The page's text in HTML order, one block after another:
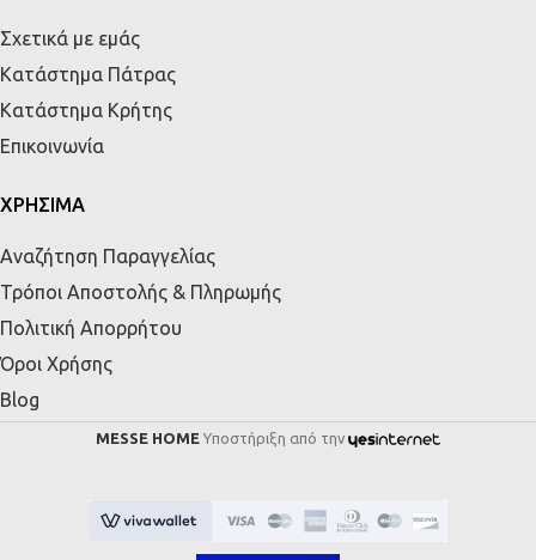
Σχετικά με εμάς
Κατάστημα Πάτρας
Κατάστημα Κρήτης
Επικοινωνία
ΧΡΗΣΙΜΑ
Αναζήτηση Παραγγελίας
Τρόποι Αποστολής & Πληρωμής
Πολιτική Απορρήτου
Όροι Χρήσης
Blog
MESSE HOME Υποστήριξη από την